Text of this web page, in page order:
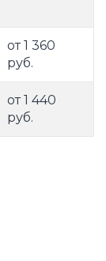
от 1 360
руб.
от 1 440
руб.